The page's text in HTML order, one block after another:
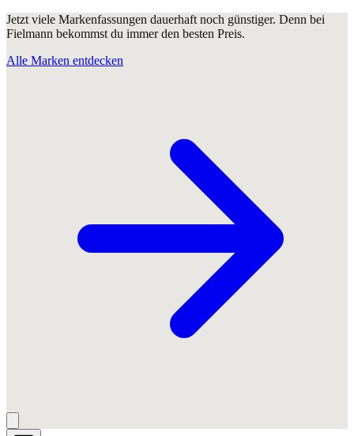
Jetzt viele Markenfassungen dauerhaft noch günstiger. Denn bei
Fielmann bekommst du immer den besten Preis.
Alle Marken entdecken